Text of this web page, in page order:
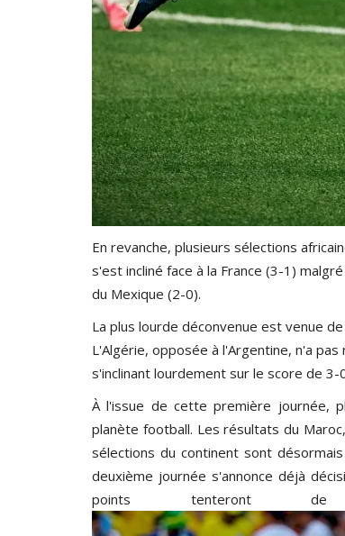
En revanche, plusieurs sélections
s'est incliné face à la France (3-1)
du Mexique (2-0).
La plus lourde déconvenue est venue
L'Algérie, opposée à l'Argentine, n'a
s'inclinant lourdement sur le score de 3-
À l'issue de cette première journée,
planète football. Les résultats du
sélections du continent sont
deuxième journée s'annonce déjà
points tenteront de